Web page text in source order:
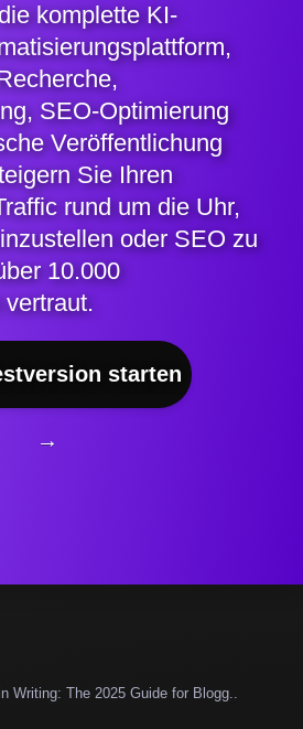
komplette KI-
SEO-Optimierung
Veröffentlichung
Sie Ihren
rund um die Uhr,
oder SEO zu
10.000
starten
→
Writing: The 2025 Guide for Blogg..